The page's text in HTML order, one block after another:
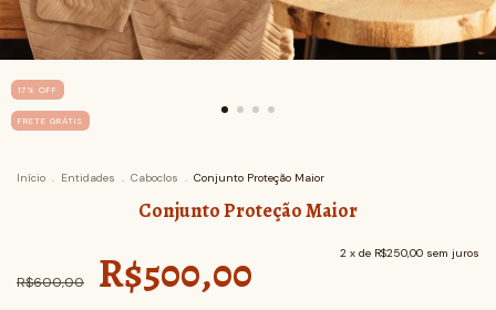
17 % OFF
FRETE GRÁTIS
Início Entidades Caboclos Conjunto Proteção Maior
Conjunto Proteção Maior
R$600,00 R$500,00 2 x de R$250,00 sem juros